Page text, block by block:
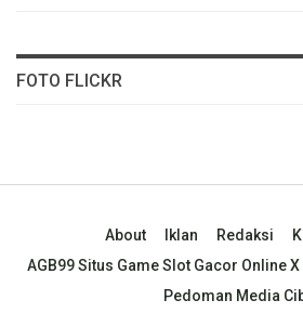
FOTO FLICKR
About Iklan Redaksi
AGB99 Situs Game Slot Gacor Online
Pedoman Media